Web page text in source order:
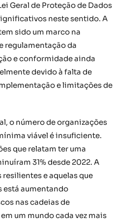
Geral de Proteção de Dados
neste sentido. A
sido um marco na
regulamentação da
e conformidade ainda
devido à falta de
e limitações de
o número de organizações
viável é insuficiente.
que relatam ter uma
31% desde 2022. A
e aquelas que
está aumentando
nas cadeias de
um mundo cada vez mais